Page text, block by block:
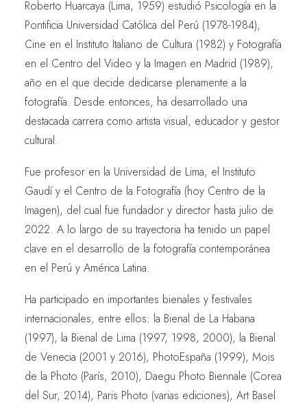
Roberto Huarcaya (Lima, 1959) estudió Psicología en la
Pontificia Universidad Católica del Perú (1978-1984),
Cine en el Instituto Italiano de Cultura (1982) y Fotografía
en el Centro del Video y la Imagen en Madrid (1989),
año en el que decide dedicarse plenamente a la
fotografía. Desde entonces, ha desarrollado una
destacada carrera como artista visual, educador y gestor
cultural.
Fue profesor en la Universidad de Lima, el Instituto
Gaudí y el Centro de la Fotografía (hoy Centro de la
Imagen), del cual fue fundador y director hasta julio de
2022. A lo largo de su trayectoria ha tenido un papel
clave en el desarrollo de la fotografía contemporánea
en el Perú y América Latina.
Ha participado en importantes bienales y festivales
internacionales, entre ellos: la Bienal de La Habana
(1997), la Bienal de Lima (1997, 1998, 2000), la Bienal
de Venecia (2001 y 2016), PhotoEspaña (1999), Mois
de la Photo (París, 2010), Daegu Photo Biennale (Corea
del Sur, 2014), Paris Photo (varias ediciones), Art Basel